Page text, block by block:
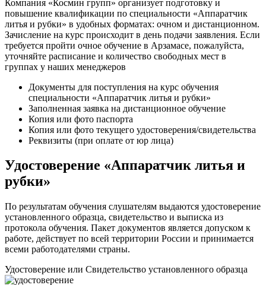
Компания «Космин групп» организует подготовку и
повышение квалификации по специальности «Аппаратчик
литья и рубки» в удобных форматах: очном и дистанционном.
Зачисление на курс происходит в день подачи заявления. Если
требуется пройти очное обучение в Арзамасе, пожалуйста,
уточняйте расписание и количество свободных мест в
группах у наших менеджеров
Документы для поступления на курс обучения
специальности «Аппаратчик литья и рубки»
Заполненная заявка на дистанционное обучение
Копия или фото паспорта
Копия или фото текущего удостоверения/свидетельства
Реквизиты (при оплате от юр лица)
Удостоверение «Аппаратчик литья и
рубки»
По результатам обучения слушателям выдаются удостоверение
установленного образца, свидетельство и выписка из
протокола обучения. Пакет документов является допуском к
работе, действует по всей территории России и принимается
всеми работодателями страны.
Удостоверение или Свидетельство установленного образца